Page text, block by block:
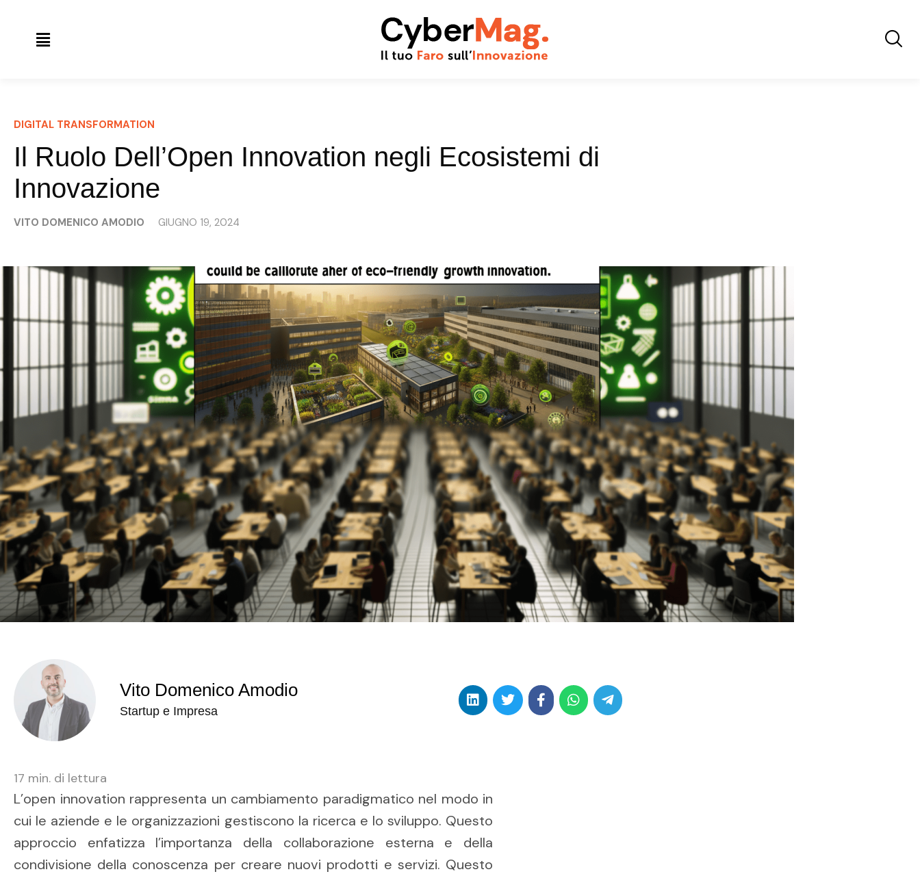
DIGITAL TRANSFORMATION
Il Ruolo Dell’Open Innovation negli Ecosistemi di
Innovazione
VITO DOMENICO AMODIO GIUGNO 19, 2024
Vito Domenico Amodio
Startup e Impresa
17 min. di lettura
L’open innovation rappresenta un cambiamento paradigmatico nel modo in
cui le aziende e le organizzazioni gestiscono la ricerca e lo sviluppo. Questo
approccio enfatizza l’importanza della collaborazione esterna e della
condivisione della conoscenza per creare nuovi prodotti e servizi. Questo